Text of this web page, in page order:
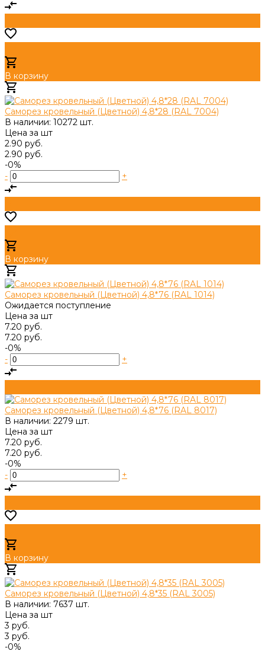
В корзину
Саморез кровельный (Цветной) 4,8*28 (RAL 7004)
В наличии: 10272 шт.
Цена за шт
2.90 руб.
2.90 руб.
-0%
-
+
В корзину
Саморез кровельный (Цветной) 4,8*76 (RAL 1014)
Ожидается поступление
Цена за шт
7.20 руб.
7.20 руб.
-0%
-
+
Саморез кровельный (Цветной) 4,8*76 (RAL 8017)
В наличии: 2279 шт.
Цена за шт
7.20 руб.
7.20 руб.
-0%
-
+
В корзину
Саморез кровельный (Цветной) 4,8*35 (RAL 3005)
В наличии: 7637 шт.
Цена за шт
3 руб.
3 руб.
-0%